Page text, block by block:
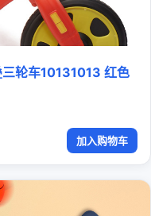
轮车10131013 红色
加入购物车